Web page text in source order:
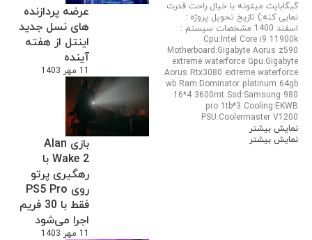
عرضه پردازنده
های نسل جدید
اینتل از هفته
آینده
11 مهر 1403
بازی Alan
Wake 2 با
رهگیری پرتو
روی PS5 Pro
فقط با 30 فریم
اجرا می‌شود
11 مهر 1403
گیگابایت میتونه با خیال راحت قدرت
نمایی کنه:) تازیخ تحویل پروژه :
اسفند 1400 مشخصات سیستم :
Cpu:Intel Core i9 11900k
Motherboard:Gigabyte Aorus z590
extreme waterforce Gpu:Gigabyte
Aorus Rtx3080 extreme waterforce
wb Ram:Dominator platinum 64gb
16*4 3600mt Ssd:Samsung 980
pro 1tb*3 Cooling:EKWB
PSU:Coolermaster V1200
نمایش بیشتر
نمایش بیشتر